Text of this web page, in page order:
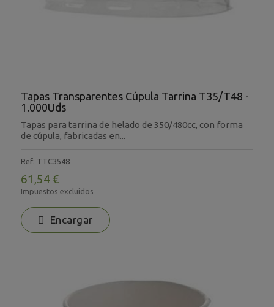
Tapas Transparentes Cúpula Tarrina T35/T48 -
1.000Uds
Tapas para tarrina de helado de 350/480cc, con forma
de cúpula, fabricadas en...
Ref: TTC3548
61,54 €
Impuestos excluidos
Encargar